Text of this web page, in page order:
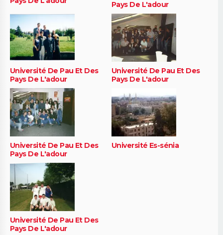
Pays De L'adour
Université De Pau Et Des
Pays De L'adour
Université De Pau Et Des
Pays De L'adour
Université De Pau Et Des
Pays De L'adour
Université Es-sénia
Université De Pau Et Des
Pays De L'adour